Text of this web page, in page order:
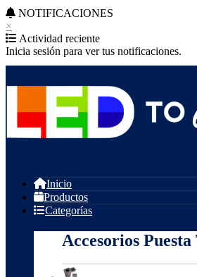
NOTIFICACIONES
×
Actividad reciente
Inicia sesión para ver tus notificaciones.
Inicio
Productos
Categorías
Accesorios